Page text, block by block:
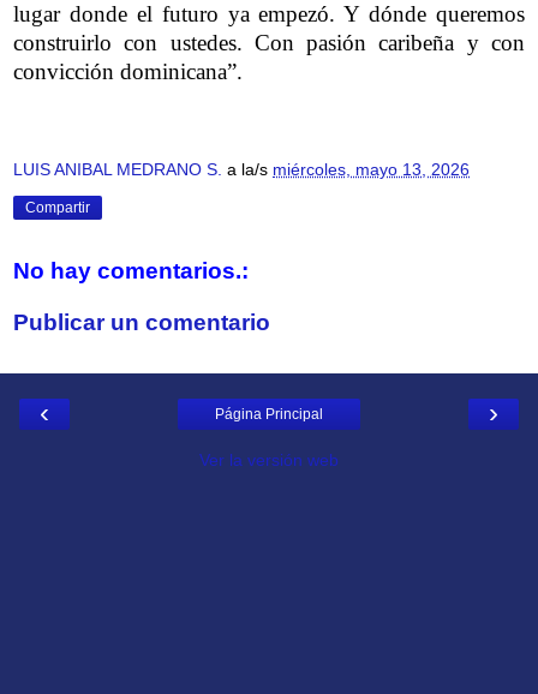
lugar donde el futuro ya empezó. Y dónde queremos
construirlo con ustedes. Con pasión caribeña y con
convicción dominicana”.
LUIS ANIBAL MEDRANO S. a la/s miércoles, mayo 13, 2026
Compartir
No hay comentarios.:
Publicar un comentario
‹ ›
Página Principal
Ver la versión web